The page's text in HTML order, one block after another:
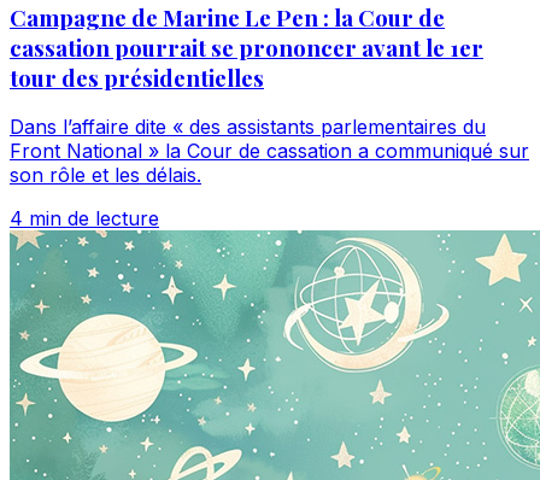
Campagne de Marine Le Pen : la Cour de
cassation pourrait se prononcer avant le 1er
tour des présidentielles
Dans l’affaire dite « des assistants parlementaires du
Front National » la Cour de cassation a communiqué sur
son rôle et les délais.
4 min de lecture